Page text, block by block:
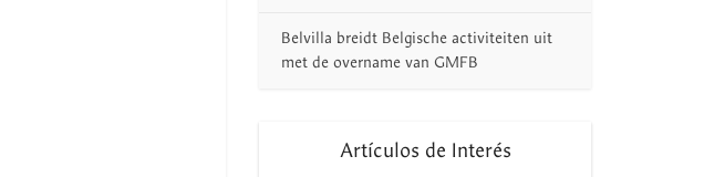
Belvilla breidt Belgische activiteiten uit
met de overname van GMFB
Artículos de Interés